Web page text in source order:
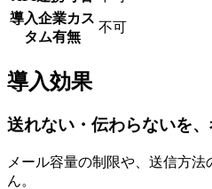
導入企業カス
タム有無
不可
導入効果
送れない・伝わらないを
メール容量の制限や、送信方
ん。